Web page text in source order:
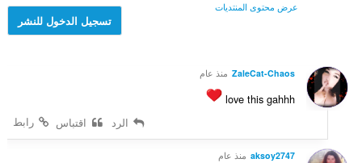
عرض محتوى المنتديات
تسجيل الدخول للنشر
ZaleCat-Chaos منذ عام
love this gahhh
رابط
الرد اقتباس
aksoy2747 منذ عام